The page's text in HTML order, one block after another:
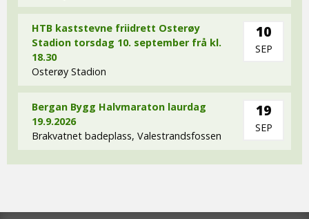
HTB kaststevne friidrett Osterøy
Stadion torsdag 10. september frå kl.
18.30
Osterøy Stadion
10
SEP
Bergan Bygg Halvmaraton laurdag
19.9.2026
Brakvatnet badeplass, Valestrandsfossen
19
SEP